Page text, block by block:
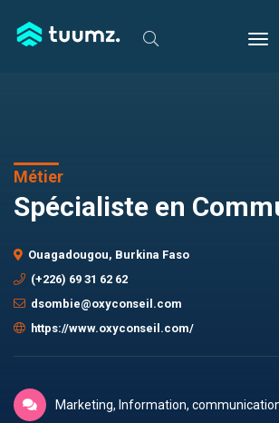
Métier
Spécialiste en
Ouagadougou, Burkina Faso
(+226) 69 31 62 62
dsombie@oxyconseil.com
https://www.oxyconseil.com/
Marketing, Information,